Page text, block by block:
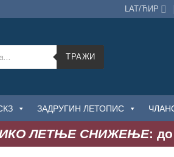
LAT/ЋИР
ТРАЖИ
ЗАДРУГИН ЛЕТОПИС
ЛЕТЊЕ СНИЖЕЊЕ: до